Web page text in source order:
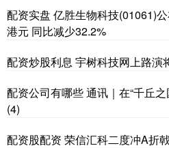
配资实盘 亿胜生物科技(01061)
港元 同比减少32.2%
配资炒股利息 宇树科技网上路演
配资公司有哪些 通讯｜在“千丘
(4)
配资股配资 荣信汇科二度冲A折